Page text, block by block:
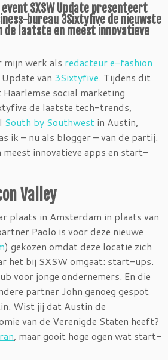
SXSW Update presenteert
bureau 3Sixtyfive de nieuwste
laatste en meest innovatieve
mijn werk als redacteur e-fashion
van 3Sixtyfive. Tijdens dit
social marketing
de laatste tech-trends,
South by Southwest in Austin,
ik – nu als blogger – van de partij.
innovatieve apps en start-
Valley
plaats in Amsterdam in plaats van
Paolo is voor deze nieuwe
) gekozen omdat deze locatie zich
het bij SXSW omgaat: start-ups.
voor jonge ondernemers. En die
partner John genoeg gespot
Wist jij dat Austin de
van de Verenigde Staten heeft?
, maar gooit hoge ogen wat start-